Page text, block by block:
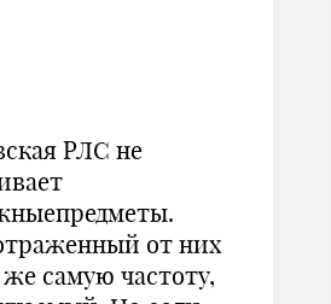
РЛС не
от них
самую частоту,